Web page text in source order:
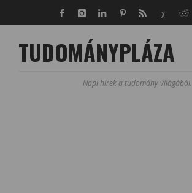
TUDOMÁNYPLÁZA
Napi hírek a tudomány világából.